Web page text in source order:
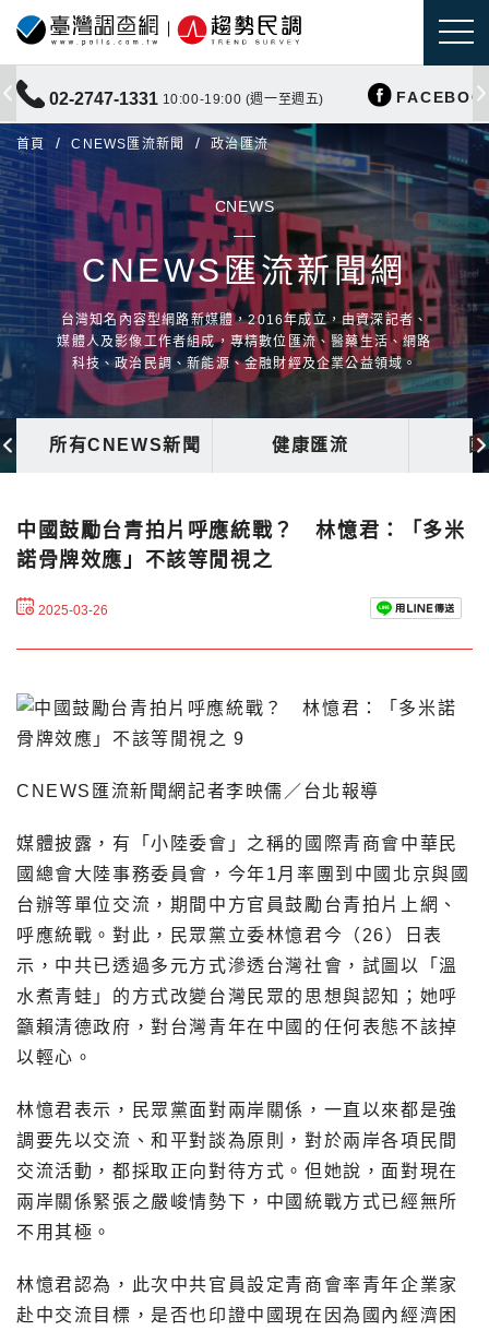
02-2747-1331 10:00-19:00 (週一至週五)
首頁 CNEWS匯流新聞 政治匯流
CNEWS
CNEWS匯流新聞網
台灣知名內容型網路新媒體，2016年成立，由資深記者、
媒體人及影像工作者組成，專精數位匯流、醫藥生活、網路
科技、政治民調、新能源、金融財經及企業公益領域。
所有CNEWS新聞 健康匯流
中國鼓勵台青拍片呼應統戰？ 林憶君：「多米
諾骨牌效應」不該等閒視之
2025-03-26
CNEWS匯流新聞網記者李映儒／台北報導
媒體披露，有「小陸委會」之稱的國際青商會中華民
國總會大陸事務委員會，今年1月率團到中國北京與國
台辦等單位交流，期間中方官員鼓勵台青拍片上網、
呼應統戰。對此，民眾黨立委林憶君今（26）日表
示，中共已透過多元方式滲透台灣社會，試圖以「溫
水煮青蛙」的方式改變台灣民眾的思想與認知；她呼
籲賴清德政府，對台灣青年在中國的任何表態不該掉
以輕心。
林憶君表示，民眾黨面對兩岸關係，一直以來都是強
調要先以交流、和平對談為原則，對於兩岸各項民間
交流活動，都採取正向對待方式。但她說，面對現在
兩岸關係緊張之嚴峻情勢下，中國統戰方式已經無所
不用其極。
林憶君認為，此次中共官員設定青商會率青年企業家
赴中交流目標，是否也印證中國現在因為國內經濟困